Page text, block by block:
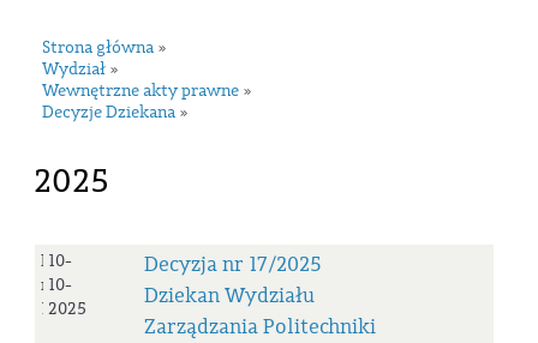
Strona główna »
Wydział »
Wewnętrzne akty prawne »
Decyzje Dziekana »
2025
Decyzja
nr
17/2025
10-
10-
2025
Decyzja nr 17/2025
Dziekan Wydziału
Zarządzania Politechniki